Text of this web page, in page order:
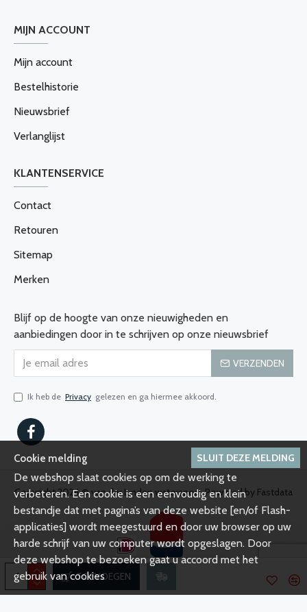
TOEVOEGEN
MIJN ACCOUNT
Mijn account
Bestelhistorie
Nieuwsbrief
Verlanglijst
KLANTENSERVICE
Contact
Retouren
Sitemap
Merken
Blijf op de hoogte van onze nieuwigheden en
aanbiedingen door in te schrijven op onze nieuwsbrief
VERZENDEN
Ik heb de Privacy gelezen en ga hiermee akkoord.
Copyright 2024 © van der Linden watersport, Powered by Fastdata
SLUIT DEZE MELDING
Cookie melding
De webshop slaat cookies op om de werking te
verbeteren. Een cookie is een eenvoudig en klein
bestandje dat met pagina’s van deze website [en/of Flash-
applicaties] wordt meegestuurd en door uw browser op uw
harde schrijf van uw computer wordt opgeslagen. Door
deze webshop te bezoeken gaat u accoord met het
gebruik van cookies